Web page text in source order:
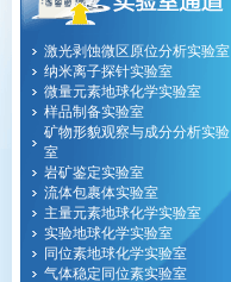
激光剥蚀微区原位分析实验室
纳米离子探针实验室
微量元素地球化学实验室
样品制备实验室
矿物形貌观察与成分分析实验
室
岩矿鉴定实验室
流体包裹体实验室
主量元素地球化学实验室
实验地球化学实验室
同位素地球化学实验室
气体稳定同位素实验室